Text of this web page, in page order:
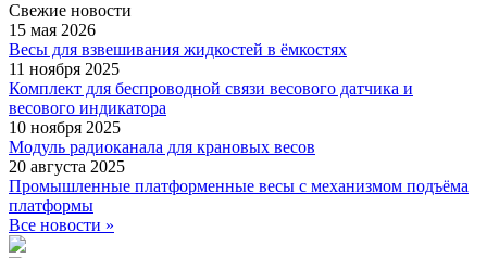
Свежие новости
15 мая 2026
Весы для взвешивания жидкостей в ёмкостях
11 ноября 2025
Комплект для беспроводной связи весового датчика и
весового индикатора
10 ноября 2025
Модуль радиоканала для крановых весов
20 августа 2025
Промышленные платформенные весы с механизмом подъёма
платформы
Все новости »